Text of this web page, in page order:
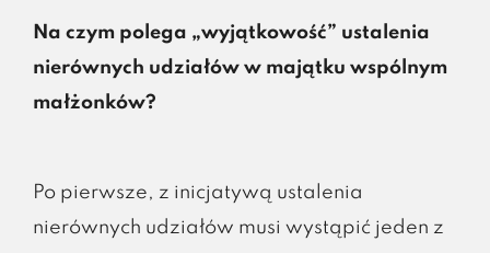
Na czym polega „wyjątkowość” ustalenia
nierównych udziałów w majątku wspólnym
małżonków?
Po pierwsze, z inicjatywą ustalenia
nierównych udziałów musi wystąpić jeden z